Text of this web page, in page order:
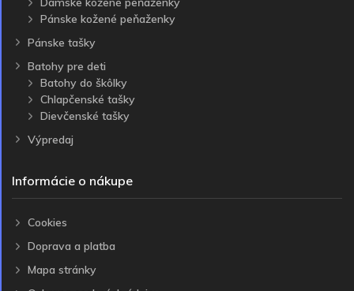
Pánske kožené peňaženky
Pánske tašky
Batohy pre deti
Batohy do škôlky
Chlapčenské tašky
Dievčenské tašky
Výpredaj
Informácie o nákupe
Cookies
Doprava a platba
Mapa stránky